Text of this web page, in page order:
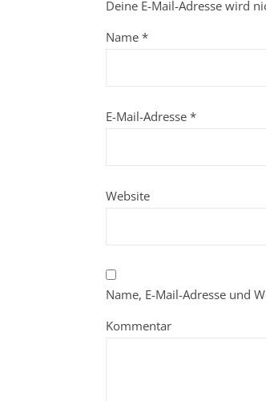
Deine E-Mail-Adresse wird
Name *
E-Mail-Adresse *
Website
Name, E-Mail-Adresse und
Kommentar